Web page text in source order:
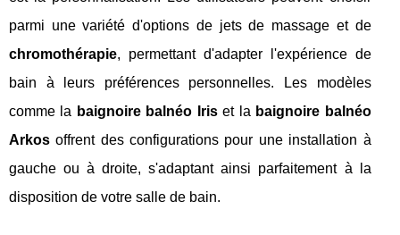
parmi une variété d'options de jets de massage et de
chromothérapie, permettant d'adapter l'expérience de
bain à leurs préférences personnelles. Les modèles
comme la baignoire balnéo Iriset la baignoire balnéo
Arkos offrent des configurations pour une installation à
gauche ou à droite, s'adaptant ainsi parfaitement à la
disposition de votre salle de bain.